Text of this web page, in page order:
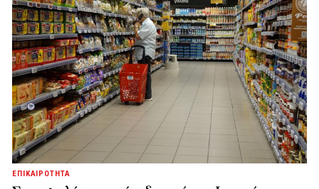
ΕΠΙΚΑΙΡΟΤΗΤΑ